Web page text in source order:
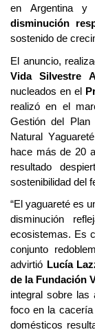
en Argentina y
disminución
sostenido de
El anuncio,
Vida Silvestre
nucleados en el
realizó en el
Gestión del Plan
Natural Yaguareté
hace más de 20
resultado
sostenibilidad del
“El yaguareté es
disminución
ecosistemas. Es
conjunto redoble
advirtió Lucía
de la Fundación
integral sobre las
foco en la
domésticos